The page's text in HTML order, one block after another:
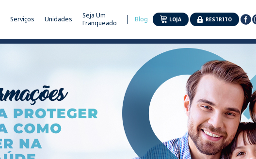
Serviços Unidades
Seja Um
Franqueado
Blog LOJA RESTRITO